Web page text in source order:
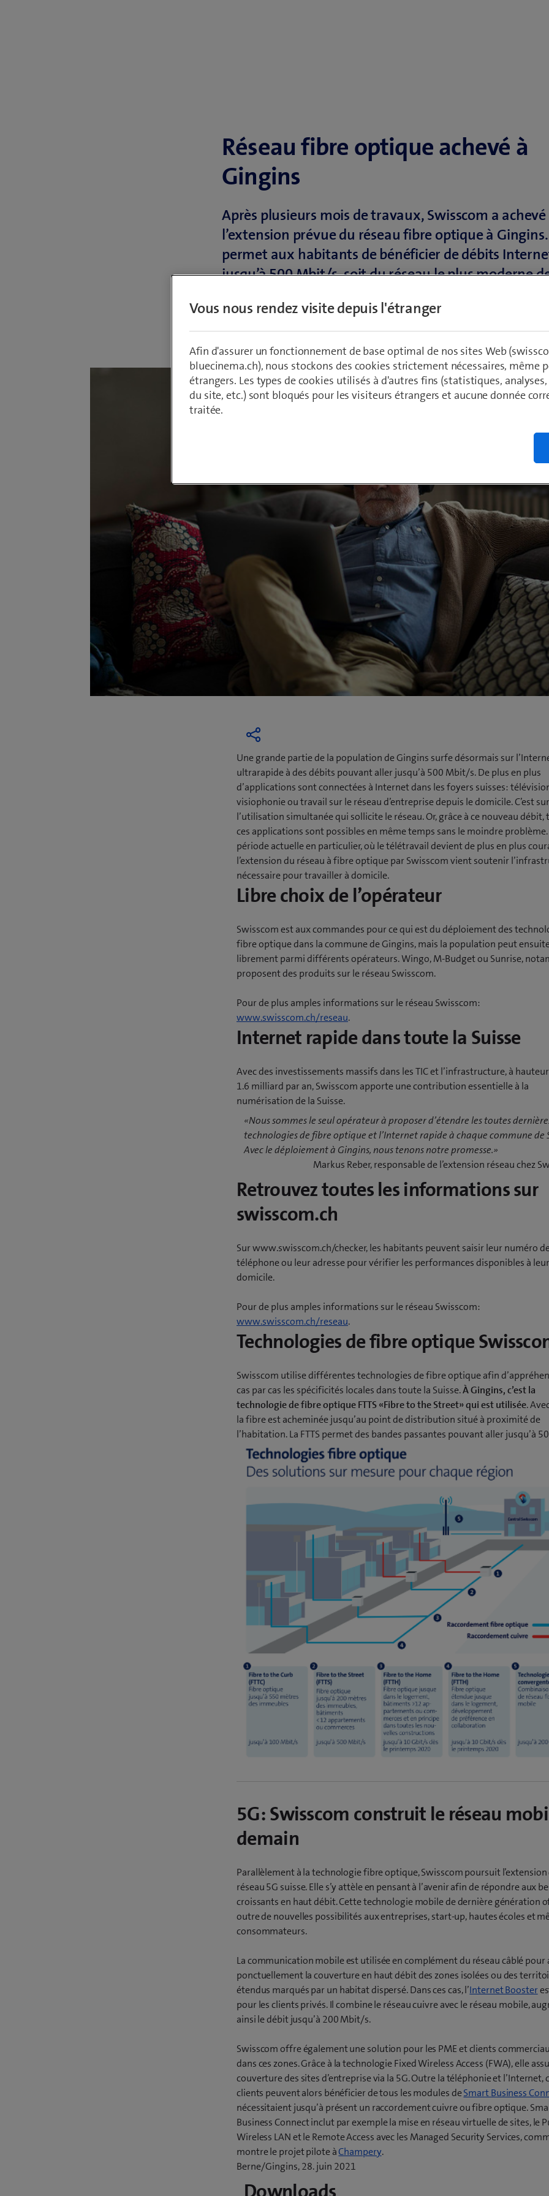
Réseau fibre optique achevé à
Gingins
Après plusieurs mois de travaux, Swisscom a achevé
l’extension prévue du réseau fibre optique à
permet aux habitants de bénéficier de débits
jusqu’à 500 Mbit/s, soit du réseau le plus moderne
Une grande partie de la population de Gingins surfe désormais sur
ultrarapide à des débits pouvant aller jusqu’à 500 Mbit/s. De plus en plus
d’applications sont connectées à Internet dans les foyers suisses:
visiophonie ou travail sur le réseau d’entreprise depuis le domicile. C’est
l’utilisation simultanée qui sollicite le réseau. Or, grâce à ce nouveau débit,
ces applications sont possibles en même temps sans le moindre problème.
période actuelle en particulier, où le télétravail devient de plus en plus
l’extension du réseau à fibre optique par Swisscom vient soutenir
nécessaire pour travailler à domicile.
Libre choix de l’opérateur
Swisscom est aux commandes pour ce qui est du déploiement des
fibre optique dans la commune de Gingins, mais la population peut
librement parmi différents opérateurs. Wingo, M-Budget ou Sunrise,
proposent des produits sur le réseau Swisscom.
Pour de plus amples informations sur le réseau Swisscom:
www.swisscom.ch/reseau.
Internet rapide dans toute la Suisse
Avec des investissements massifs dans les TIC et l’infrastructure, à hauteur
1.6 milliard par an, Swisscom apporte une contribution essentielle à la
numérisation de la Suisse.
«Nous sommes le seul opérateur à proposer d’étendre les toutes
technologies de fibre optique et l’Internet rapide à chaque commune de
Avec le déploiement à Gingins, nous tenons notre promesse.»
Markus Reber, responsable de l’extension réseau chez
Retrouvez toutes les informations sur
swisscom.ch
Sur www.swisscom.ch/checker, les habitants peuvent saisir leur numéro
téléphone ou leur adresse pour vérifier les performances disponibles à leur
domicile.
Pour de plus amples informations sur le réseau Swisscom:
www.swisscom.ch/reseau.
Technologies de fibre optique
Swisscom utilise différentes technologies de fibre optique afin
cas par cas les spécificités locales dans toute la Suisse.À Gingins, c’est la
technologie de fibre optique FTTS «Fibre to the Street» qui est utilisée.
la fibre est acheminée jusqu’au point de distribution situé à proximité de
l’habitation. La FTTS permet des bandes passantes pouvant aller jusqu’à
5G: Swisscom construit le réseau
demain
Parallèlement à la technologie fibre optique, Swisscom poursuit l’extension
réseau 5G suisse. Elle s’y attèle en pensant à l’avenir afin de répondre aux
croissants en haut débit. Cette technologie mobile de dernière génération
outre de nouvelles possibilités aux entreprises, start-up, hautes écoles et
consommateurs.
La communication mobile est utilisée en complément du réseau câblé pour
ponctuellement la couverture en haut débit des zones isolées ou des
étendus marqués par un habitat dispersé. Dans ces cas, l’Internet Booster
pour les clients privés. Il combine le réseau cuivre avec le réseau mobile,
ainsi le débit jusqu’à 200 Mbit/s.
Swisscom offre également une solution pour les PME et clients
dans ces zones. Grâce à la technologie Fixed Wireless Access (FWA), elle
couverture des sites d’entreprise via la 5G. Outre la téléphonie et l’Internet,
clients peuvent alors bénéficier de tous les modules deSmart Business
nécessitaient jusqu’à présent un raccordement cuivre ou fibre optique.
Business Connect inclut par exemple la mise en réseau virtuelle de sites, le
Wireless LAN et le Remote Access avec les Managed Security Services,
montre le projet pilote àChampery(.
Berne/Gingins, 28. juin 2021
Vous nous rendez visite depuis l'étranger
Afin d'assurer un fonctionnement de base optimal de nos sites Web
bluecinema.ch), nous stockons des cookies strictement nécessaires, même
étrangers. Les types de cookies utilisés à d'autres fins (statistiques,
du site, etc.) sont bloqués pour les visiteurs étrangers et aucune donnée
traitée.